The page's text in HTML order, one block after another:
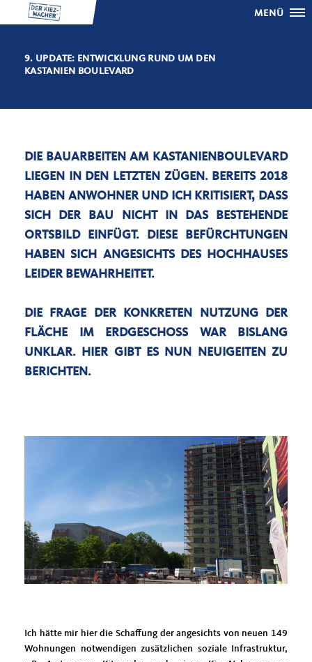
MENÜ
9. UPDATE: ENTWICKLUNG RUND UM DEN
KASTANIEN BOULEVARD
DIE BAUARBEITEN AM KASTANIENBOULEVARD
LIEGEN IN DEN LETZTEN ZÜGEN. BEREITS 2018
HABEN ANWOHNER UND ICH KRITISIERT, DASS
SICH DER BAU NICHT IN DAS BESTEHENDE
ORTSBILD EINFÜGT. DIESE BEFÜRCHTUNGEN
HABEN SICH ANGESICHTS DES HOCHHAUSES
LEIDER BEWAHRHEITET.
DIE FRAGE DER KONKRETEN NUTZUNG DER
FLÄCHE IM ERDGESCHOSS WAR BISLANG
UNKLAR. HIER GIBT ES NUN NEUIGEITEN ZU
BERICHTEN.
Ich hätte mir hier die Schaffung der angesichts von neuen 149
Wohnungen notwendigen zusätzlichen soziale Infrastruktur,